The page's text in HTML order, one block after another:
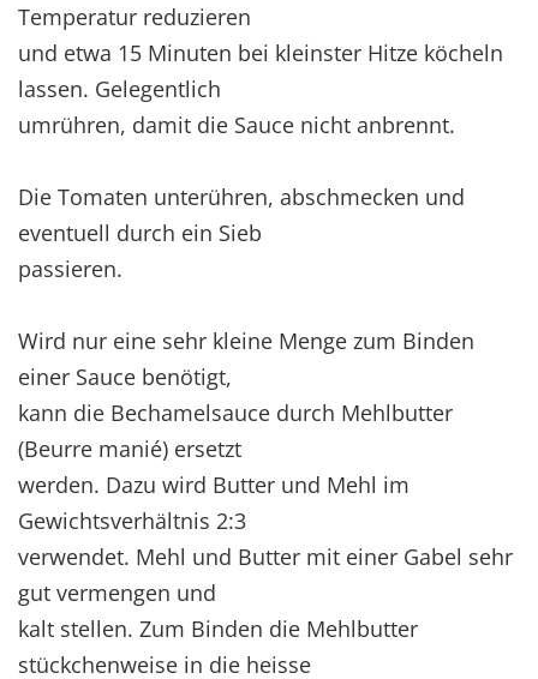
Temperatur reduzieren
und etwa 15 Minuten bei kleinster Hitze köcheln
lassen. Gelegentlich
umrühren, damit die Sauce nicht anbrennt.
Die Tomaten unterühren, abschmecken und
eventuell durch ein Sieb
passieren.
Wird nur eine sehr kleine Menge zum Binden
einer Sauce benötigt,
kann die Bechamelsauce durch Mehlbutter
(Beurre manié) ersetzt
werden. Dazu wird Butter und Mehl im
Gewichtsverhältnis 2:3
verwendet. Mehl und Butter mit einer Gabel sehr
gut vermengen und
kalt stellen. Zum Binden die Mehlbutter
stückchenweise in die heisse